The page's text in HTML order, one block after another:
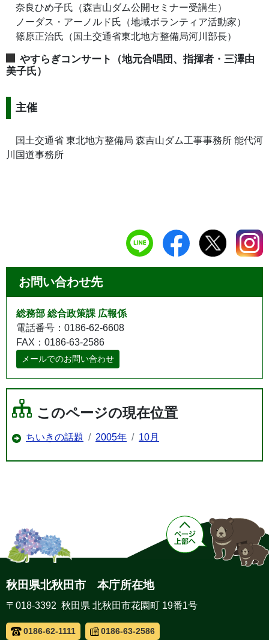
奈良ひめ子氏（森吉山ダム公開セミナー受講生）
ノーダス・アーノルド氏（地域ボランティア活動家）
篠原正治氏（国土交通省東北地方整備局河川部長）
やすらぎコンサート（地元合唱団、指揮者・三澤由
美子氏）
主催
国土交通省 東北地方整備局 森吉山ダム工事事務所 能代河
川国道事務所
お問い合わせ先
総務部 総合政策課 広報係
電話番号：0186-62-6608
FAX：0186-63-2586
メールでのお問い合わせ
このページの現在位置
ちいきの話題 2005年 10月
秋田県北秋田市 本庁所在地
〒018-3392 秋田県 北秋田市花園町 19番1号
0186-62-1111 0186-63-2586